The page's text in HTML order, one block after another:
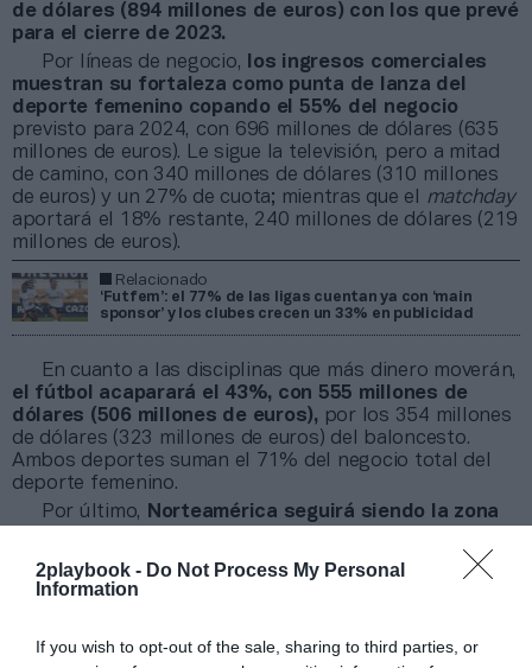
2playbook - Do Not Process My Personal
Information
If you wish to opt-out of the sale, sharing to third parties, or
de dólares (894 millones de euros) con los que prevé
para el cierre de 2023.
Por líneas de negocio,
los ingresos comerciales
muestran su fortaleza como punta de lanza del
deporte femenino copando el 55% del negocio
previsto para 2024, con 696 millones de dólares (635
millones de euros). Le sigue la televisión, pero a mitad
de camino, con 340 millones de dólares (310 millones
de euros) y un 27% de cuota; mientras que el
matchday
aportará el 18% restante, 240 millones de dólares (219
millones de euros).
Relacionado
‘Futfem’: el 77% de las ligas cuentan ya con ‘main
sponsor’ y los clubes crecen un 33% en publicidad
En cuanto a las disciplinas que más dinero moverán,
el fútbol acaparará el 43%, con 555 millones de
dólares (506 millones de euros), por los 354 millones
de dólares (323 millones de euros) del baloncesto.
Ambos deportes suman el 71% del negocio total del
deporte femenino.
Por último,
Norteamérica seguirá siendo la zona
con 670 millones de dólares (611
millones de euros) que se prevé que se muevan en la
euros). Un 11% de esa partida la prevé aportar el FC